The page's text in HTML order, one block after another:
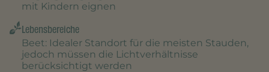
mit Kindern eignen
Lebensbereiche
Beet: Idealer Standort für die meisten Stauden,
jedoch müssen die Lichtverhältnisse
berücksichtigt werden